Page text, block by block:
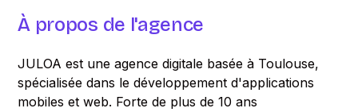
À propos de l'agence
JULOA est une agence digitale basée à Toulouse,
spécialisée dans le développement d'applications
mobiles et web. Forte de plus de 10 ans